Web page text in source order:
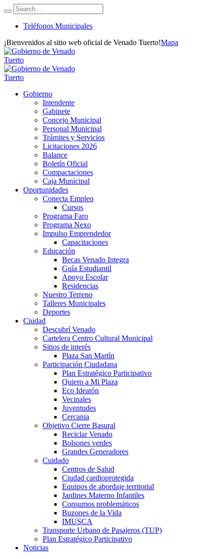
Teléfonos Municipales
¡Bienvenidos al sitio web oficial de Venado Tuerto!Mapa
Gobierno
Intendente
Gabinete
Concejo Municipal
Personal Municipal
Trámites y Servicios
Licitaciones 2026
Balance
Boletín Oficial
Compactaciones
Caja Municipal
Oportunidades
Conecta Empleo
Cursos
Programa Faro
Programa Nexo
Impulso Emprendedor
Capacitaciones
Educación
Becas Venado Integra
Guía Estudiantil
Apoyo Escolar
Residencias
Nuestro Terreno
Talleres Municipales
Deportes
Ciudad
Descubrí Venado
Cartelera Centro Cultural Municipal
Sitios de interés
Plaza San Martín
Participación Ciudadana
Plan Estratégico Participativo
Quiero a Mi Plaza
Eco Ideatón
Vecinales
Juventudes
Cercania
Objetivo Cierre Basural
Reciclar Venado
Bolsones verdes
Grandes Generadores
Cuidado
Centros de Salud
Ciudad cardioprotegida
Equipos de abordaje territorial
Jardines Materno Infantiles
Consumos problemáticos
Buzones de la Vida
IMUSCA
Transporte Urbano de Pasajeros (TUP)
Plan Estratégico Participativo
Noticias